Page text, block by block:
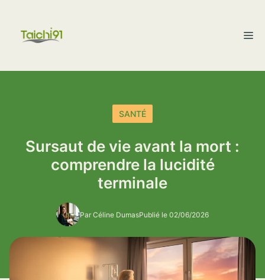
contenu
SANTÉ
Sursaut de vie avant la mort :
comprendre la lucidité
terminale
Par Céline DumasPublié le 02/06/2026